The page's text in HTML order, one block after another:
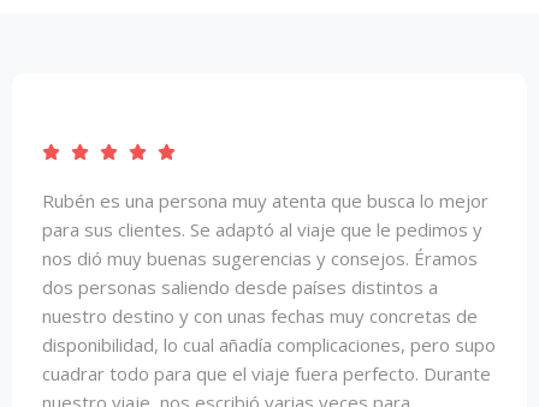
Ruben es una persona encantadora;y muy amable.Y
muy profesional,de confianza.
Lia Santaquiteria